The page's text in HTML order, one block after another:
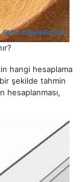
hangi hesaplama
şekilde tahmin
hesaplanması,